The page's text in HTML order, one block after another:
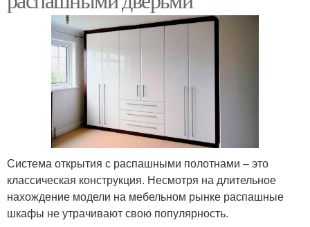
Система открытия с распашными полотнами – это
классическая конструкция. Несмотря на длительное
нахождение модели на мебельном рынке распашные
шкафы не утрачивают свою популярность.